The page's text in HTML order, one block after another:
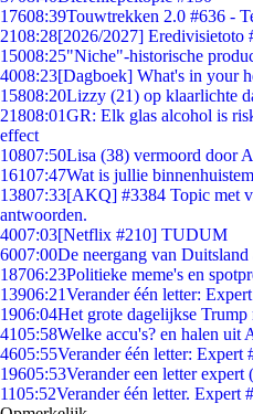
17608:39Touwtrekken 2.0 #636 -
2108:28[2026/2027] Eredivisietoto
15008:25"Niche"-historische
4008:23[Dagboek] What's in your
15808:20Lizzy (21) op klaarlichte
21808:01GR: Elk glas alcohol is
effect
10807:50Lisa (38) vermoord door
16107:47Wat is jullie
13807:33[AKQ] #3384 Topic met
antwoorden.
4007:03[Netflix #210] TUDUM
6007:00De neergang van
18706:23Politieke meme's en
13906:21Verander één letter:
1906:04Het grote dagelijkse Trump
4105:58Welke accu's? en halen uit
4605:55Verander één letter: Expert
19605:53Verander een letter expert
1105:52Verander één letter. Expert